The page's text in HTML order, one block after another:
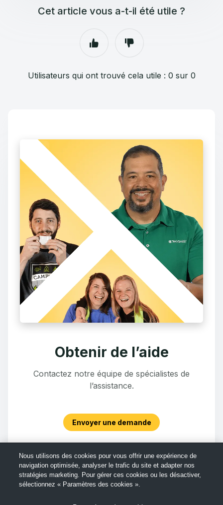
Cet article vous a-t-il été utile ?
Utilisateurs qui ont trouvé cela utile : 0 sur 0
Obtenir de l’aide
Contactez notre équipe de spécialistes de
l’assistance.
Envoyer une demande
Nous utilisons des cookies pour vous offrir une expérience de
navigation optimisée, analyser le trafic du site et adapter nos
stratégies marketing. Pour gérer ces cookies ou les désactiver,
sélectionnez « Paramètres des cookies ».